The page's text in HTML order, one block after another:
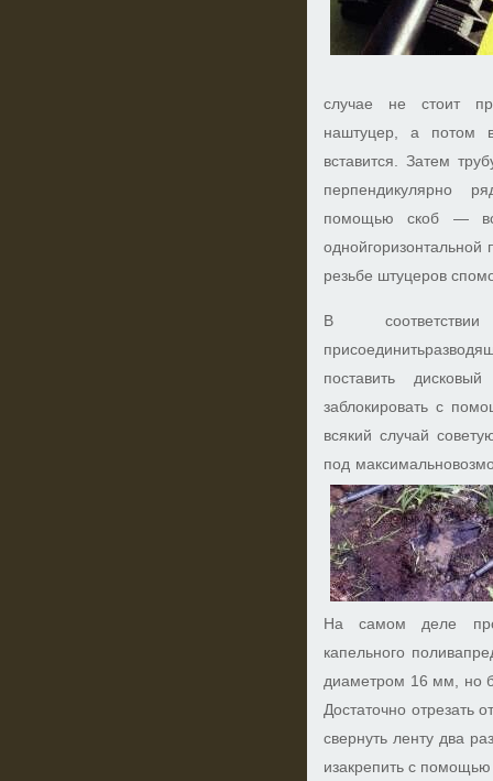
случае не стоит
наштуцер, а потом
вставится. Затем
перпендикулярно
помощью скоб —
однойгоризонтальной
резьбе штуцеров
В
поставить
заблокировать с
всякий случай
под
На самом деле
капельного
диаметром 16 мм, но
Достаточно отрезать
свернуть ленту два
изакрепить с